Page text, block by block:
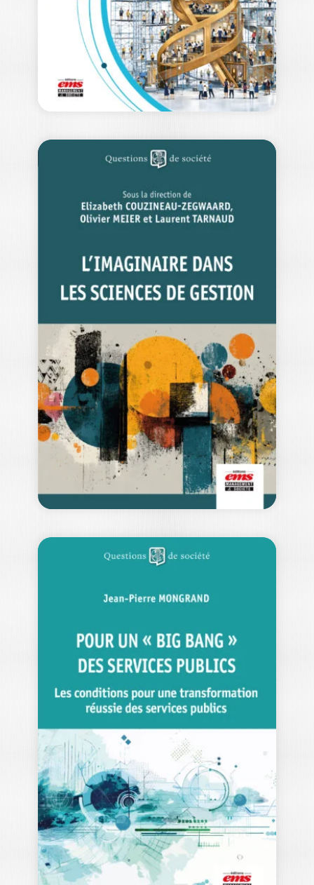
Vous êtes un leader ou une leadeuse. Le
problème n’est pas de le…
18,00€
REPENSER LES
ENTREPRENEURIA
UX
ROMAIN LESAGE|
JOACHIM DE PAOLI|
GRÉGORY GUÉNEAU
PHILIPPE MOUNIER
La notion d’écosystème
entrepreneurial s’est imposée comme
une clé de lecture incontournable de…
25,00€
L’IMAGINAIRE
DANS LES
SCIENCES DE
GESTION
ELIZABETH COUZINEAU-ZEGWAARD
|OLIVIER MEIER
LAURENT TARNAUD
Comment penser le management
autrement et enrichir les sciences de
gestion, naturellement à…
25,00